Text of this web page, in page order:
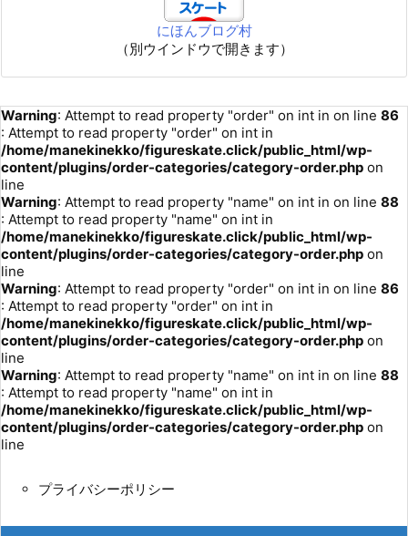
にほんブログ村
（別ウインドウで開きます）
Warning: Attempt to read property "order" on int in on line 86
: Attempt to read property "order" on int in
/home/manekinekko/figureskate.click/public_html/wp-
content/plugins/order-categories/category-order.php on
line
Warning: Attempt to read property "name" on int in on line 88
: Attempt to read property "name" on int in
/home/manekinekko/figureskate.click/public_html/wp-
content/plugins/order-categories/category-order.php on
line
Warning: Attempt to read property "order" on int in on line 86
: Attempt to read property "order" on int in
/home/manekinekko/figureskate.click/public_html/wp-
content/plugins/order-categories/category-order.php on
line
Warning: Attempt to read property "name" on int in on line 88
: Attempt to read property "name" on int in
/home/manekinekko/figureskate.click/public_html/wp-
content/plugins/order-categories/category-order.php on
line
プライバシーポリシー